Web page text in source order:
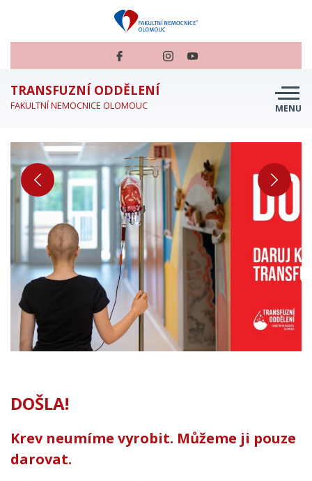
TRANSFUZNÍ ODDĚLENÍ
FAKULTNÍ NEMOCNICE OLOMOUC MENU
JSEM DÁRCE
JSEM PACIENT
JSEM ZDRAVOTNÍK
PŘÍBĚHY DAROVANÉ KRVE
TRANSFUZKA NA CESTÁCH
PERSONÁL A KONTAKTY
DOŠLA!
Krev neumíme vyrobit. Můžeme ji pouze
darovat.